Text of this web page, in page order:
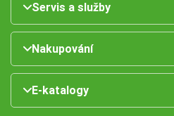
Servis a služby
Nakupování
E-katalogy